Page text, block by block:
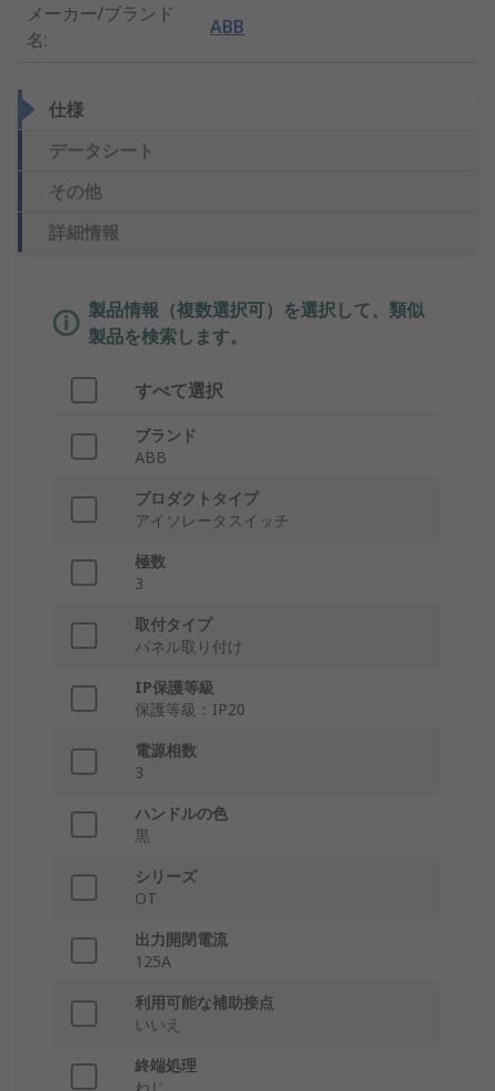
メーカー/ブランド
名:
ABB
仕様
データシート
その他
詳細情報
製品情報（複数選択可）を選択して、類似
製品を検索します。
すべて選択
ブランド
ABB
プロダクトタイプ
アイソレータスイッチ
極数
3
取付タイプ
パネル取り付け
IP保護等級
保護等級：IP20
電源相数
3
ハンドルの色
黒
シリーズ
OT
出力開閉電流
125A
利用可能な補助接点
いいえ
終端処理